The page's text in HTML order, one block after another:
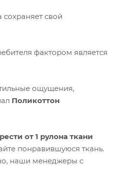
сохраняет свой
фактором является
ощущения,
Поликоттон
от 1 рулона ткани
понравившуюся ткань.
наши менеджеры с